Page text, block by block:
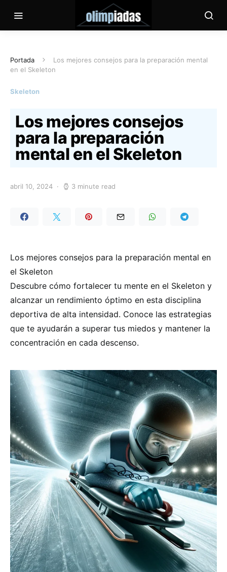
Portada
Los mejores consejos para la preparación mental
en el Skeleton
Skeleton
Los mejores consejos
para la preparación
mental en el Skeleton
abril 10, 2024 3 minute read
Los mejores consejos para la preparación mental en
el Skeleton
Descubre cómo fortalecer tu mente en el Skeleton y
alcanzar un rendimiento óptimo en esta disciplina
deportiva de alta intensidad. Conoce las estrategias
que te ayudarán a superar tus miedos y mantener la
concentración en cada descenso.